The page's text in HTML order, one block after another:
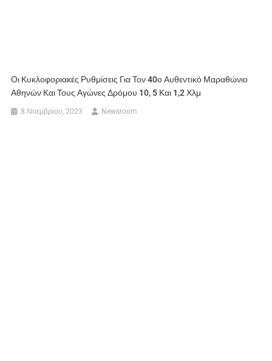
Οι Κυκλοφοριακές Ρυθμίσεις Για Τον 40ο Αυθεντικό Μαραθώνιο
Αθηνών Και Τους Αγώνες Δρόμου 10, 5 Και 1,2 Χλμ
8 Νοεμβρίου, 2023 Newsroom